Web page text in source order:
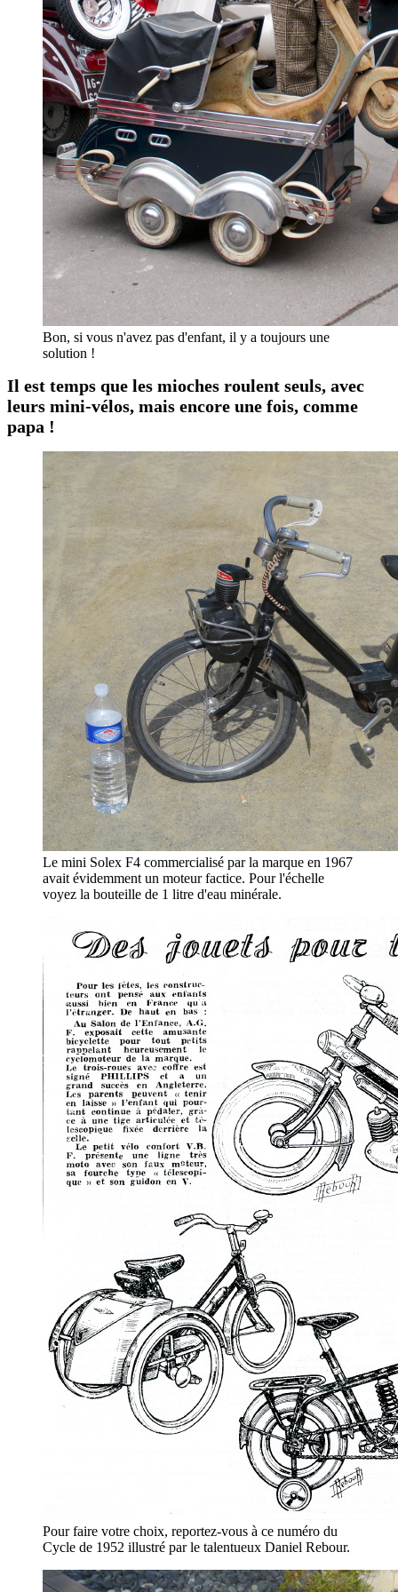
Bon, si vous n'avez pas d'enfant, il y a toujours une
solution !
Il est temps que les mioches roulent seuls, avec
leurs mini-vélos, mais encore une fois, comme
papa !
Le mini Solex F4 commercialisé par la marque en 1967
avait évidemment un moteur factice. Pour l'échelle
voyez la bouteille de 1 litre d'eau minérale.
Pour faire votre choix, reportez-vous à ce numéro du
Cycle de 1952 illustré par le talentueux Daniel Rebour.